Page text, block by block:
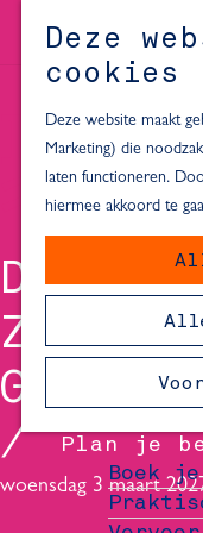
Deze
cookies
Deze website maakt
Marketing) die
laten functioneren.
hiermee akkoord te
M
e
n
u
Dagje
Must-
van
Blijven
24 uur
48
72 uur
Plan je
Boek
DIGGY
GELUK
woensdag 3 maart